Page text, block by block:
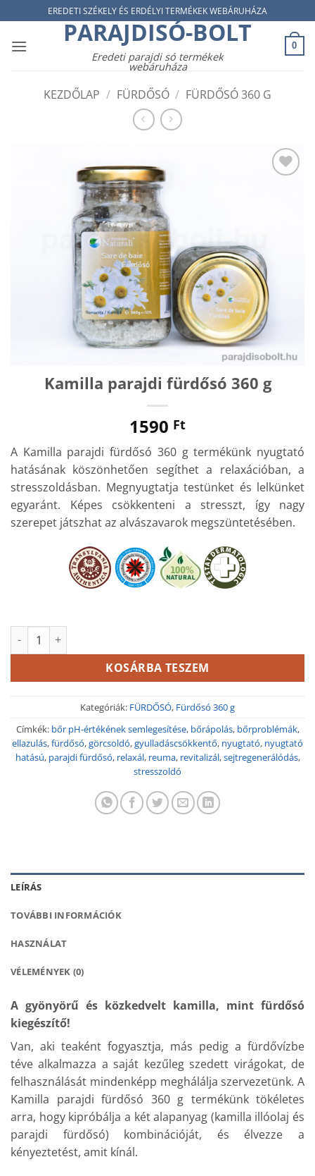
to
content
EREDETI SZÉKELY ÉS ERDÉLYI TERMÉKEK WEBÁRUHÁZA
PARAJDISÓ-BOLT
Eredeti parajdi só termékek
webáruháza
0
KEZDŐLAP / FÜRDŐSÓ / FÜRDŐSÓ 360 G
Kamilla parajdi fürdősó 360 g
1590 Ft
A Kamilla parajdi fürdősó 360 g termékünk nyugtató
hatásának köszönhetően segíthet a relaxációban, a
stresszoldásban. Megnyugtatja testünket és lelkünket
egyaránt. Képes csökkenteni a stresszt, így nagy
szerepet játszhat az alvászavarok megszüntetésében.
Kamilla parajdi fürdősó 360 g mennyiség
KOSÁRBA TESZEM
Kategóriák: FÜRDŐSÓ, Fürdősó 360 g
Címkék: bőr pH-értékének semlegesítése, bőrápolás, bőrproblémák,
ellazulás,fürdősó,görcsoldó,gyulladáscsökkentő, nyugtató, nyugtató
hatású, parajdi fürdősó, relaxál, reuma, revitalizál,sejtregenerálódás,
stresszoldó
LEÍRÁS
TOVÁBBI INFORMÁCIÓK
HASZNÁLAT
VÉLEMÉNYEK (0)
A gyönyörű és közkedvelt kamilla, mint fürdősó
kiegészítő!
Van, aki teaként fogyasztja, más pedig a fürdővízbe
téve alkalmazza a saját kezűleg szedett virágokat, de
felhasználását mindenképp meghálálja szervezetünk. A
Kamilla parajdi fürdősó 360 g termékünk tökéletes
arra, hogy kipróbálja a két alapanyag (kamilla illóolaj és
parajdi fürdősó) kombinációját, és élvezze a
kényeztetést, amit kínál.